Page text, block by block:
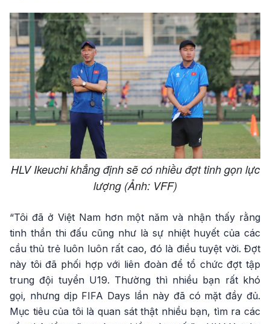
HLV Ikeuchi khẳng định sẽ có nhiều đợt tinh gọn lực
lượng (Ảnh: VFF)
“Tôi đã ở Việt Nam hơn một năm và nhận thấy rằng
tinh thần thi đấu cũng như là sự nhiệt huyết của các
cầu thủ trẻ luôn luôn rất cao, đó là điều tuyệt vời. Đợt
này tôi đã phối hợp với liên đoàn để tổ chức đợt tập
trung đội tuyển U19. Thường thì nhiều bạn rất khó
gọi, nhưng dịp FIFA Days lần này đã có mặt đầy đủ.
Mục tiêu của tôi là quan sát thật nhiều bạn, tìm ra các